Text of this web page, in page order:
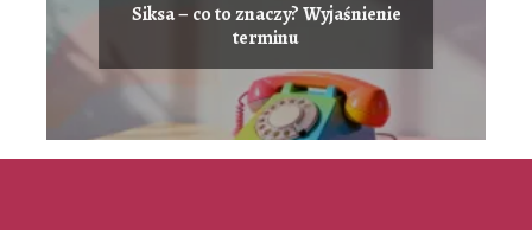
Siksa – co to znaczy? Wyjaśnienie
terminu